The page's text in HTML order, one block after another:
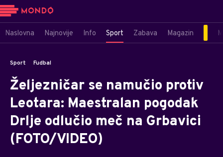
Naslovna Najnovije Info Sport Zabava Magazin
Sport Fudbal
Željezničar se namučio protiv
Leotara: Maestralan pogodak
Drlje odlučio meč na Grbavici
(FOTO/VIDEO)